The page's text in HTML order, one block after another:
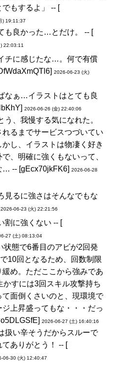
もするよ」 -- [
) 19:11:37
も良かった…とだけ。 -- [
22:03:11
チに感じたな…。何で有償
] 2026-06-23 (火)
なぁ…イラストはとても良
] 2026-06-26 (金) 22:40:06
う、我慢する気になれた。
るまでサービスつづいてい
し、イラストは物凄く好き
、明確に強くもないって、
… -- [gEcx70jkFK6] 2026-06-28
見るに強さはそんなでもな
2026-06-23 (火) 22:21:56
割に強くない -- [
27 (土) 08:13:04
状態で6番目のアビが2回発
10回となるため、回数制限
め。ただここから強みであ
かすには3回スキル攻撃持ち
面倒くさいのと、現環境で
上昇盛ってもな・・・だっ
] 2026-06-27 (土) 16:40:16
扱い辛そうだからスルーで
ありがとう！ -- [
06-30 (火) 12:40:47